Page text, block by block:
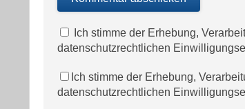
Ich stimme der Erhebung,
datenschutzrechtlichen
Ich stimme der Erhebung,
datenschutzrechtlichen